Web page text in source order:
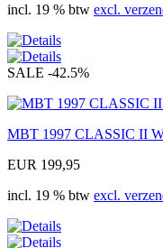
incl. 19 % btw excl.
SALE -42.5%
MBT 1997 CLASSIC II
EUR 199,95
incl. 19 % btw excl.